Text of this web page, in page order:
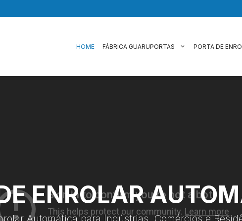
HOME FÁBRICA GUARUPORTAS PORTA DE
ENROLAR
Automática para Indústrias, Comércios e